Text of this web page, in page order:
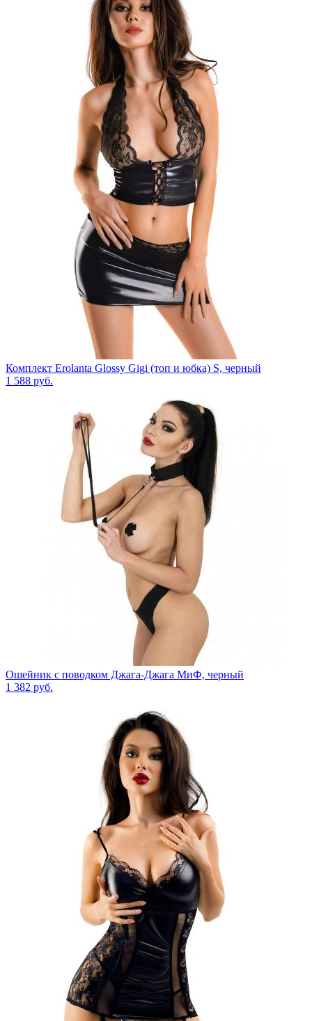
Комплект Erolanta Glossy Gigi (топ и юбка) S, черный
1 588 руб.
Ошейник с поводком Джага-Джага МиФ, черный
1 382 руб.